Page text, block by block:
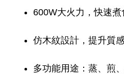
600W大火力，快速
仿木紋設計，提升質
多功能用途：蒸、煎